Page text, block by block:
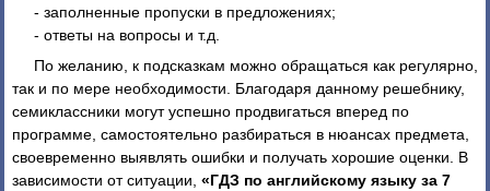
- заполненные пропуски в предложениях;
- ответы на вопросы и т.д.
По желанию, к подсказкам можно обращаться как регулярно,
так и по мере необходимости. Благодаря данному решебнику,
семиклассники могут успешно продвигаться вперед по
программе, самостоятельно разбираться в нюансах предмета,
своевременно выявлять ошибки и получать хорошие оценки. В
зависимости от ситуации, «ГДЗ по английскому языку за 7